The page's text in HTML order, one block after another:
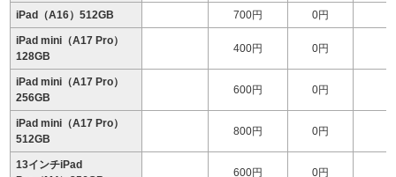
iPad（A16）512GB 700円 0円
iPad mini（A17 Pro）
128GB
400円 0円
iPad mini（A17 Pro）
256GB
600円 0円
iPad mini（A17 Pro）
512GB
800円 0円
13インチiPad
600円 0円